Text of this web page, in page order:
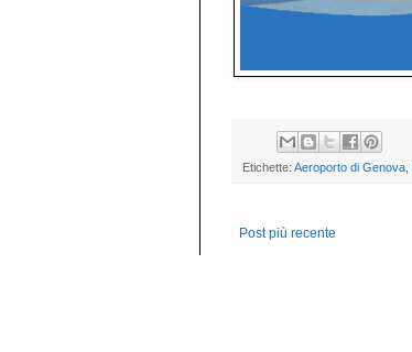
Etichette: Aeroporto di Genova
Post più recente